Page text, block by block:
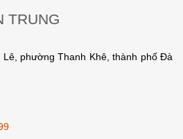
TRUNG
phường Thanh Khê, thành phố Đà